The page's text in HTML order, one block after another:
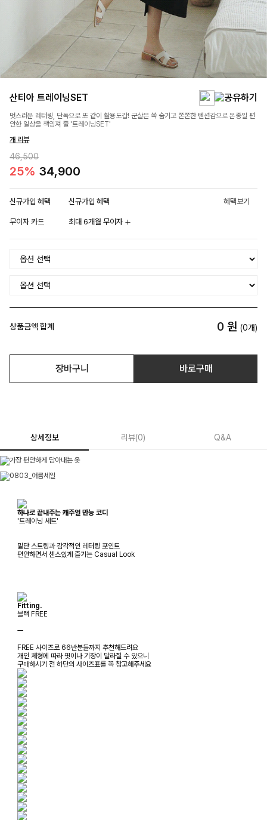
산티아 트레이닝SET
멋스러운 레터링, 단독으로 또 같이 활용도갑! 군살은 쏙 숨기고 쫀쫀한 텐션감으로 온종일 편
안한 일상을 책임져 줄 '트레이닝SET'
개 리뷰
46,500
25% 34,900
신규가입 혜택 신규가입 혜택 혜택보기
무이자 카드 최대 6개월 무이자
상품금액 합계 0 원 (0개)
장바구니 바로구매
상세정보 리뷰(0) Q&A
하나로 끝내주는 캐주얼 만능 코디
'트레이닝 세트'
밑단 스트링과 감각적인 레터링 포인트
편안하면서 센스있게 즐기는 Casual Look
Fitting.
블랙 FREE
ㅡ
FREE 사이즈로 66반분들까지 추천해드려요
개인 체형에 따라 핏이나 기장이 달라질 수 있으니
구매하시기 전 하단의 사이즈표를 꼭 참고해주세요